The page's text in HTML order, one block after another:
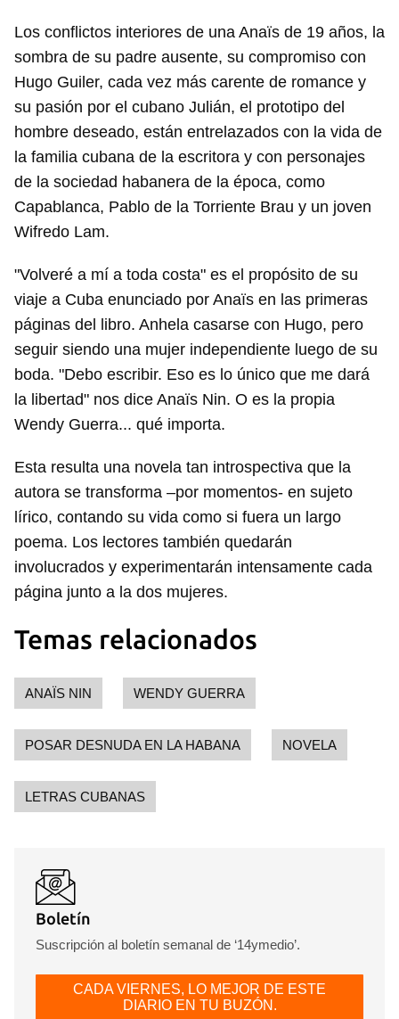
Los conflictos interiores de una Anaïs de 19 años, la
sombra de su padre ausente, su compromiso con
Hugo Guiler, cada vez más carente de romance y
su pasión por el cubano Julián, el prototipo del
hombre deseado, están entrelazados con la vida de
la familia cubana de la escritora y con personajes
de la sociedad habanera de la época, como
Capablanca, Pablo de la Torriente Brau y un joven
Wifredo Lam.
"Volveré a mí a toda costa" es el propósito de su
viaje a Cuba enunciado por Anaïs en las primeras
páginas del libro. Anhela casarse con Hugo, pero
seguir siendo una mujer independiente luego de su
boda. "Debo escribir. Eso es lo único que me dará
la libertad" nos dice Anaïs Nin. O es la propia
Wendy Guerra... qué importa.
Esta resulta una novela tan introspectiva que la
autora se transforma –por momentos- en sujeto
lírico, contando su vida como si fuera un largo
poema. Los lectores también quedarán
involucrados y experimentarán intensamente cada
página junto a la dos mujeres.
Temas relacionados
ANAÏS NIN WENDY GUERRA
POSAR DESNUDA EN LA HABANA NOVELA
LETRAS CUBANAS
Boletín
Suscripción al boletín semanal de ‘14ymedio’.
CADA VIERNES, LO MEJOR DE ESTE
DIARIO EN TU BUZÓN.